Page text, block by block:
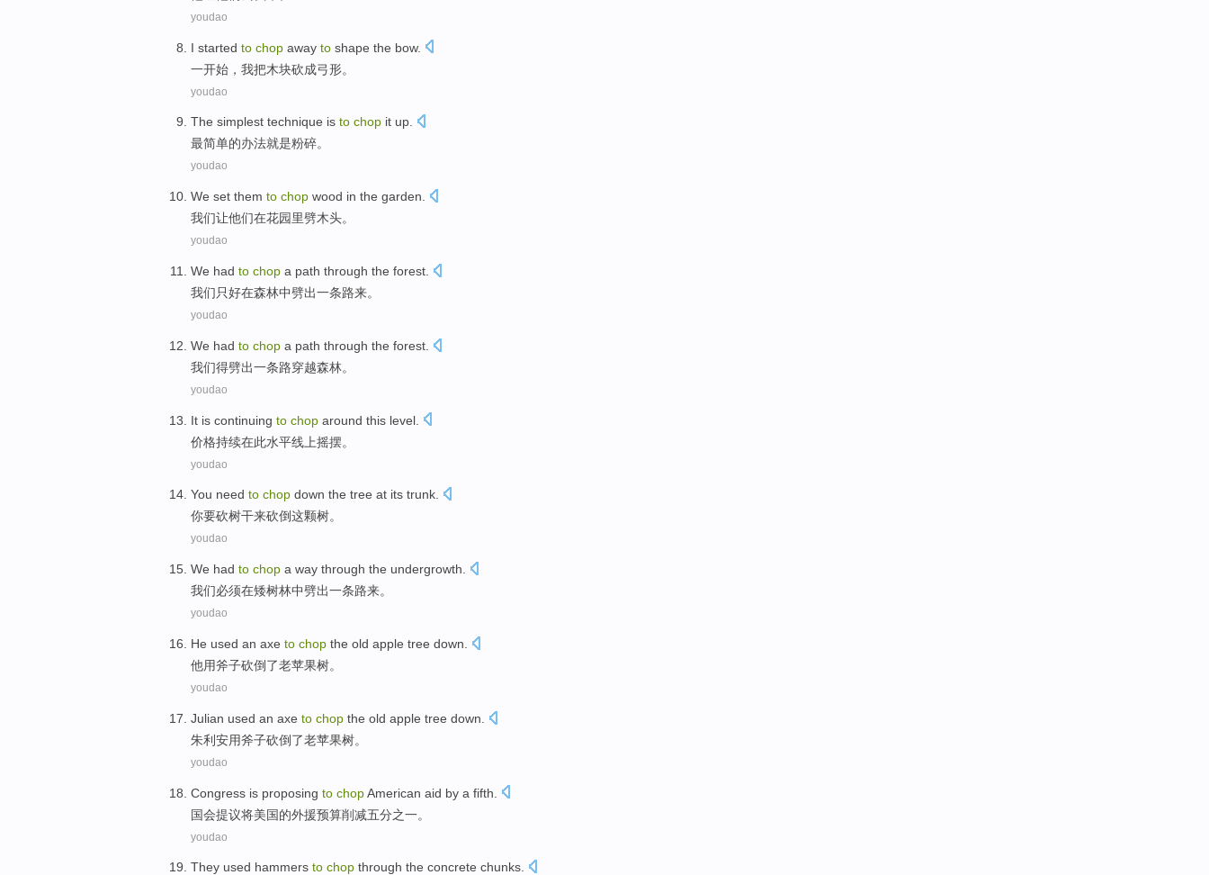
youdao
I started to chop away to shape the bow.
一开始 ， 我把木块砍成弓形。
youdao
The simplest technique is to chop it up.
最简单的办法就是粉碎。
youdao
We set them to chop wood in the garden
我们让他们在花园里劈木头。
youdao
We had to chop a path through the forest
我们只好在森林中劈出一条路来。
youdao
We had to chop a path through the forest
我们得劈出一条路穿越森林。
youdao
It is continuing to chop around this level
价格持续在此水平线上摇摆。
youdao
You need to chop down the tree at its trunk.
你要砍树干来砍倒这颗树。
youdao
We had to chop a way through the undergrowth
我们必须在矮树林中劈出一条路来。
youdao
He used an axe to chop the old apple tree down
他用斧子砍倒 了老苹果树。
youdao
Julian used an axe to chop the old apple tree down
朱利安用斧子砍倒 了老苹果树。
youdao
Congress is proposing to chopAmerican aid by a fifth.
国会提议将美国的外援预算削减五分之一。
youdao
They used hammers to chop through the concrete chunks.